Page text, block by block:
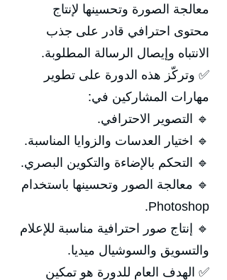
معالجة الصورة وتحسينها لإنتاج
محتوى احترافي قادر على جذب
الانتباه وإيصال الرسالة المطلوبة.
✅ وتركّز هذه الدورة على تطوير
مهارات المشاركين في:
🔹 التصوير الاحترافي.
🔹 اختيار العدسات والزوايا المناسبة.
🔹 التحكم بالإضاءة والتكوين البصري.
🔹 معالجة الصور وتحسينها باستخدام
Photoshop.
🔹 إنتاج صور احترافية مناسبة للإعلام
والتسويق والسوشيال ميديا.
✅ الهدف العام للدورة هو تمكين